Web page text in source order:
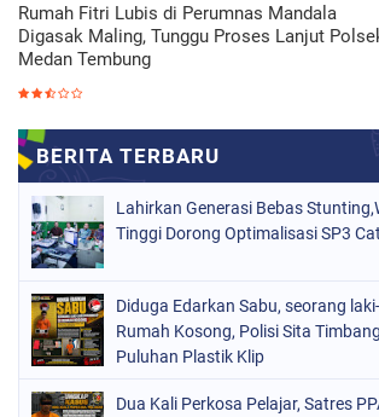
Rumah Fitri Lubis di Perumnas Mandala
Digasak Maling, Tunggu Proses Lanjut
Medan Tembung
Lahirkan Generasi Bebas
Tinggi Dorong Optimalisasi SP3
Diduga Edarkan Sabu, seorang
Rumah Kosong, Polisi Sita
Puluhan Plastik Klip
Dua Kali Perkosa Pelajar, Satres